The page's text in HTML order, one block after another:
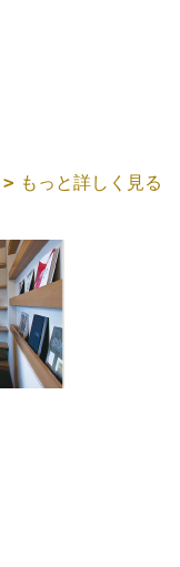
もっと詳しく見る